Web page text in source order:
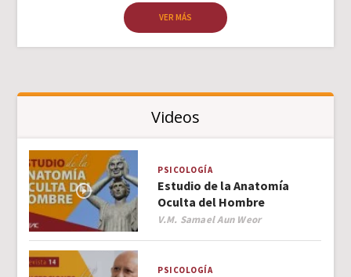
VER MÁS
Videos
PSICOLOGÍA
Estudio de la Anatomía
Oculta del Hombre
Author
V.M. Samael Aun Weor
PSICOLOGÍA